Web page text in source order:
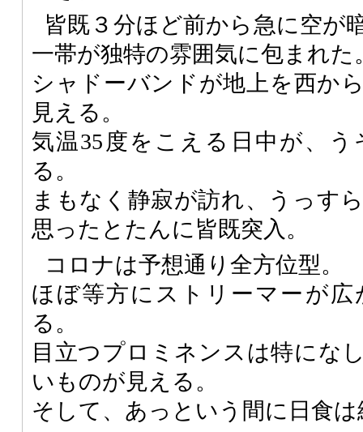
皆既３分ほど前から急に空が
一帯が独特の雰囲気に包まれた
シャドーバンドが地上を西か
見える。
気温35度をこえる日中が、
る。
まもなく静寂が訪れ、うっす
思ったとたんに皆既突入。
コロナは予想通り全方位型。
ほぼ等方にストリーマーが
る。
目立つプロミネンスは特にな
いものが見える。
そして、あっという間に日食